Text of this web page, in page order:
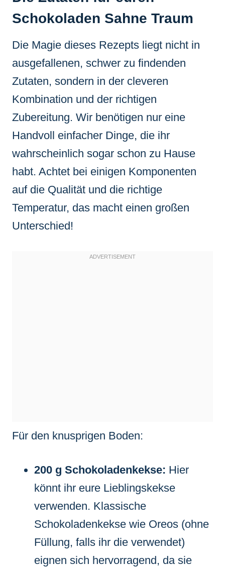
Schokoladen Sahne Traum
Die Magie dieses Rezepts liegt nicht in
ausgefallenen, schwer zu findenden
Zutaten, sondern in der cleveren
Kombination und der richtigen
Zubereitung. Wir benötigen nur eine
Handvoll einfacher Dinge, die ihr
wahrscheinlich sogar schon zu Hause
habt. Achtet bei einigen Komponenten
auf die Qualität und die richtige
Temperatur, das macht einen großen
Unterschied!
Für den knusprigen Boden:
200 g Schokoladenkekse: Hier
könnt ihr eure Lieblingskekse
verwenden. Klassische
Schokoladenkekse wie Oreos (ohne
Füllung, falls ihr die verwendet)
eignen sich hervorragend, da sie